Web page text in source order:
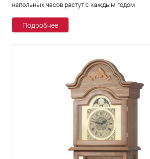
напольных часов растут с каждым годом.
Подробнее